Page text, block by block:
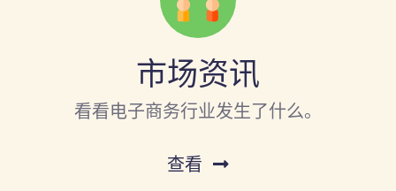
市场资讯
看看电子商务行业发生了什么。
查看